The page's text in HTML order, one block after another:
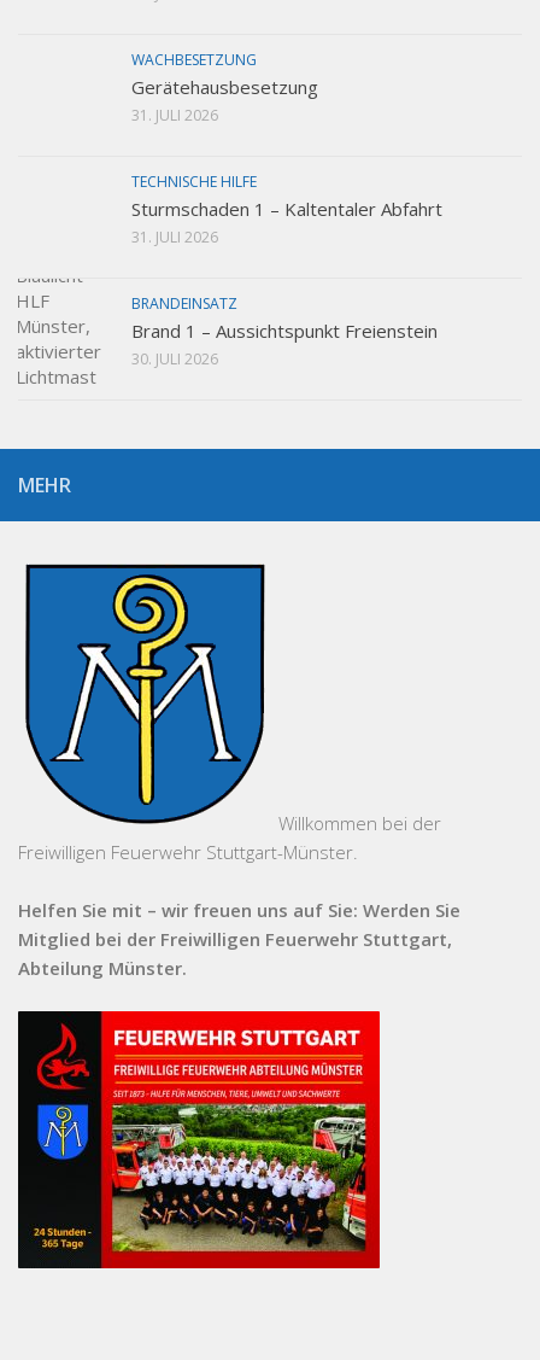
WACHBESETZUNG
Gerätehausbesetzung
31. JULI 2026
TECHNISCHE HILFE
Sturmschaden 1 – Kaltentaler Abfahrt
31. JULI 2026
BRANDEINSATZ
Brand 1 – Aussichtspunkt Freienstein
30. JULI 2026
MEHR
Willkommen bei der
Freiwilligen Feuerwehr Stuttgart-Münster.
Helfen Sie mit – wir freuen uns auf Sie: Werden Sie
Mitglied bei der Freiwilligen Feuerwehr Stuttgart,
Abteilung Münster.